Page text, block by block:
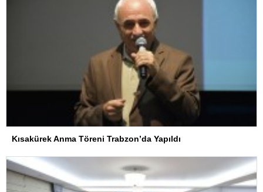
Kısakürek Anma Töreni Trabzon’da Yapıldı